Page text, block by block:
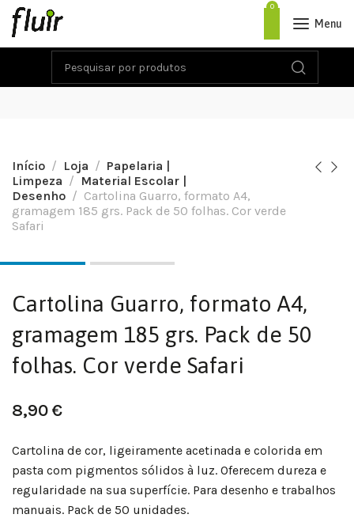
0
Menu
Início Loja
Papelaria |
Limpeza
Material Escolar |
Desenho
Cartolina Guarro, formato A4,
gramagem 185 grs. Pack de 50 folhas. Cor verde
Safari
Cartolina Guarro, formato A4,
gramagem 185 grs. Pack de 50
folhas. Cor verde Safari
8,90€
Cartolina de cor, ligeiramente acetinada e colorida em
pasta com pigmentos sólidos à luz. Oferecem dureza e
regularidade na sua superfície. Para desenho e trabalhos
manuais. Pack de 50 unidades.